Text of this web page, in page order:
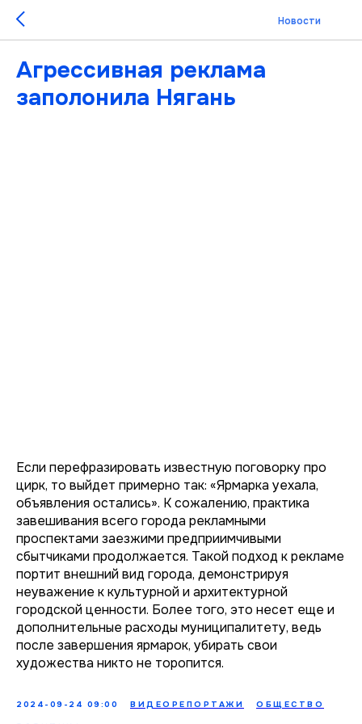
Новости
Агрессивная реклама
заполонила Нягань
Если перефразировать известную поговорку про
цирк, то выйдет примерно так: «Ярмарка уехала,
объявления остались». К сожалению, практика
завешивания всего города рекламными
проспектами заезжими предприимчивыми
сбытчиками продолжается. Такой подход к рекламе
портит внешний вид города, демонстрируя
неуважение к культурной и архитектурной
городской ценности. Более того, это несет еще и
дополнительные расходы муниципалитету, ведь
после завершения ярмарок, убирать свои
художества никто не торопится.
2024-09-24 09:00 ВИДЕОРЕПОРТАЖИ ОБЩЕСТВО